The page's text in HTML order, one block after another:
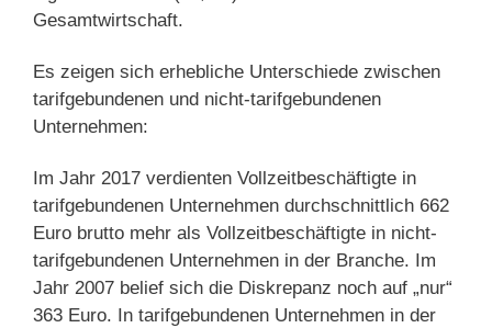
Gesamtwirtschaft.
Es zeigen sich erhebliche Unterschiede zwischen
tarifgebundenen und nicht-tarifgebundenen
Unternehmen:
Im Jahr 2017 verdienten Vollzeitbeschäftigte in
tarifgebundenen Unternehmen durchschnittlich 662
Euro brutto mehr als Vollzeitbeschäftigte in nicht-
tarifgebundenen Unternehmen in der Branche. Im
Jahr 2007 belief sich die Diskrepanz noch auf „nur“
363 Euro. In tarifgebundenen Unternehmen in der